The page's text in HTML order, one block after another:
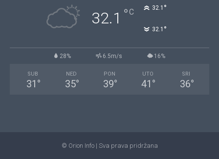
32.1 °C 32.1 °
32.1 °
28% 6.5m/s 16%
SUB
31 °
NED
35°
PON
39°
UTO
41 °
SRI
36°
© Orion Info | Sva prava pridržana